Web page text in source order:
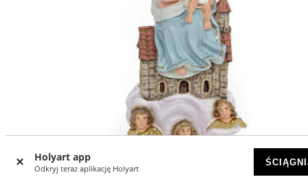
Holyart app
Odkryj teraz aplikację Holyart